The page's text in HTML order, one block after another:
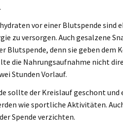
vor einer Blutspende sind
zu versorgen. Auch gesalzene
Blutspende, denn sie geben dem
die Nahrungsaufnahme nicht
Stunden Vorlauf.
sollte der Kreislauf geschont
wie sportliche Aktivitäten.
Spende verzichten.